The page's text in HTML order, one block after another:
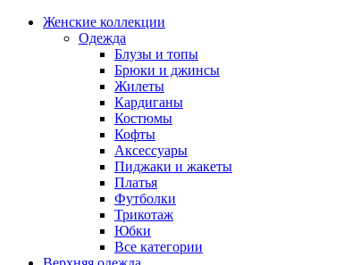
Женские коллекции
Одежда
Блузы и топы
Брюки и джинсы
Жилеты
Кардиганы
Костюмы
Кофты
Аксессуары
Пиджаки и жакеты
Платья
Футболки
Трикотаж
Юбки
Все категории